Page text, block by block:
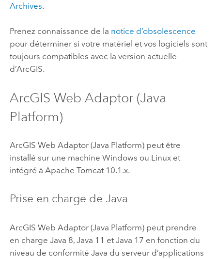
Archives.
Prenez connaissance de la notice d’obsolescence
pour déterminer si votre matériel et vos logiciels sont
toujours compatibles avec la version actuelle
d’ArcGIS.
ArcGIS Web Adaptor (Java
Platform)
ArcGIS Web Adaptor (Java Platform)peut être
installé sur une machine Windows ou Linuxet
intégré à Apache Tomcat10.1.x.
Prise en charge de Java
ArcGIS Web Adaptor (Java Platform)peut prendre
en charge Java 8, Java 11 et Java 17 en fonction du
niveau de conformité Java du serveur d’applications